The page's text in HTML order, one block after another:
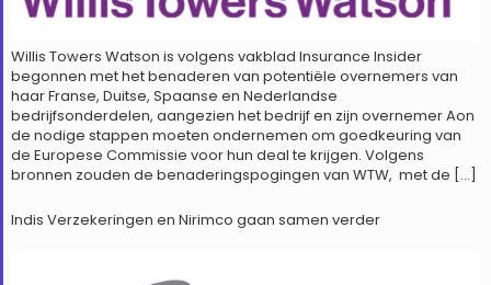
Willis Towers Watson is volgens vakblad Insurance Insider
begonnen met het benaderen van potentiële overnemers van
haar Franse, Duitse, Spaanse en Nederlandse
bedrijfsonderdelen, aangezien het bedrijf en zijn overnemer Aon
de nodige stappen moeten ondernemen om goedkeuring van
de Europese Commissie voor hun deal te krijgen. Volgens
bronnen zouden de benaderingspogingen van WTW, met de […]
Indis Verzekeringen en Nirimco gaan samen verder